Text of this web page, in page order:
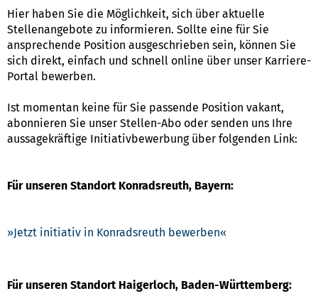
Hier haben Sie die Möglichkeit, sich über aktuelle
Stellenangebote zu informieren. Sollte eine für Sie
ansprechende Position ausgeschrieben sein, können Sie
sich direkt, einfach und schnell online über unser Karriere-
Portal bewerben.
Ist momentan keine für Sie passende Position vakant,
abonnieren Sie unser Stellen-Abo oder senden uns Ihre
aussagekräftige Initiativbewerbung über folgenden Link:
Für unseren Standort Konradsreuth, Bayern:
Jetzt initiativ in Konradsreuth bewerben
Für unseren Standort Haigerloch, Baden-Württemberg: